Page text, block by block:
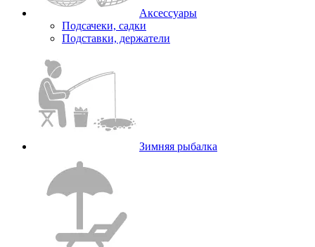
Аксессуары
Подсачеки, садки
Подставки, держатели
Зимняя рыбалка